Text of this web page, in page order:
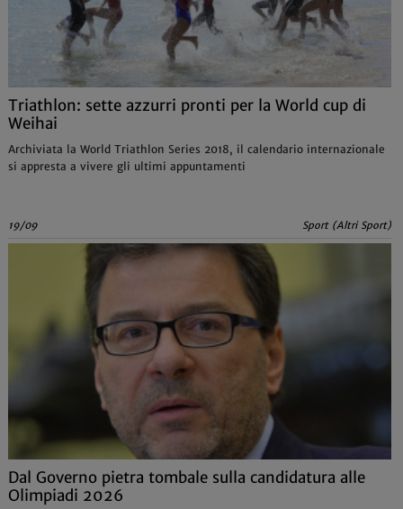
Triathlon: sette azzurri pronti per la World cup di
Weihai
Archiviata la World Triathlon Series 2018, il calendario internazionale
si appresta a vivere gli ultimi appuntamenti
19/09 Sport (Altri Sport)
Dal Governo pietra tombale sulla candidatura alle
Olimpiadi 2026